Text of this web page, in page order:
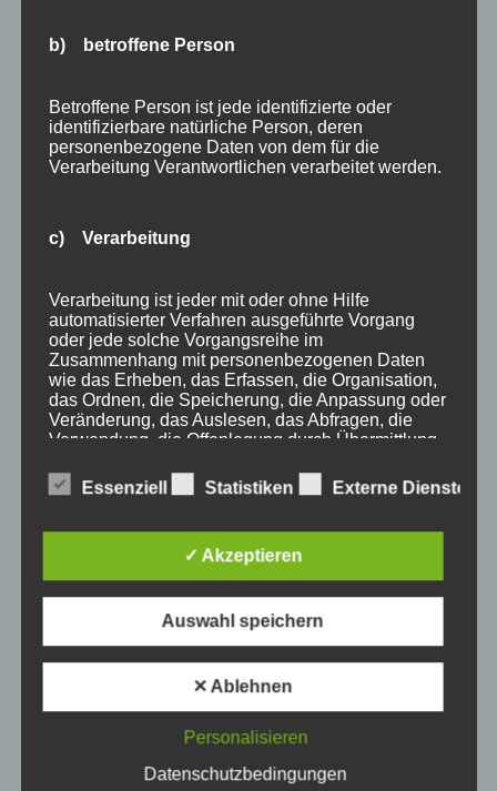
Ferienwohnungen
FIS Nordische Ski WM
Gäste
Info
Oberstdorf
Stellenangebot
Traveller Review Award
Veranstaltungstipp
Wintersport
Bei uns…
BERGBAHN UNLIMITED
Ausgezeichnet von KAYAK
b) betroffene Person
Betroffene Person ist jede identifizierte oder
identifizierbare natürliche Person, deren
personenbezogene Daten von dem für die
Verarbeitung Verantwortlichen verarbeitet werden.
c) Verarbeitung
Verarbeitung ist jeder mit oder ohne Hilfe
automatisierter Verfahren ausgeführte Vorgang
oder jede solche Vorgangsreihe im
Zusammenhang mit personenbezogenen Daten
wie das Erheben, das Erfassen, die Organisation,
das Ordnen, die Speicherung, die Anpassung oder
Veränderung, das Auslesen, das Abfragen, die
Verwendung, die Offenlegung durch Übermittlung,
Bereitstellung, den Abgleich oder die Verknüpfung,
die Einschränkung, das Löschen oder die
Einschränkung der Verarbeitung ist die Markierung
Ziel, ihre künftige Verarbeitung einzuschränken.
e) Profiling
Essenziell Statistiken Externe Dienste
✓ Akzeptieren
Auswahl speichern
✕ Ablehnen
Personalisieren
Datenschutzbedingungen